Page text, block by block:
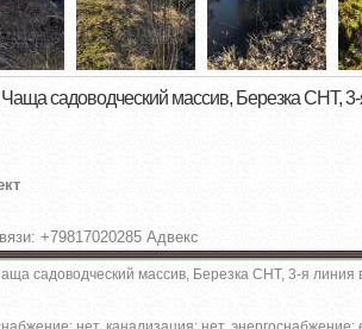
садоводческий массив, Березка СНТ,
+79817020285 Адвекс
садоводческий массив, Березка СНТ, 3-я линия